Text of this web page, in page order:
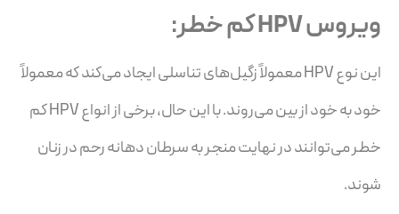
ویروس HPV کم خطر:
این نوع HPV معمولاً زگیل‌های تناسلی ایجاد می‌کند که معمولاً
خود به خود از بین می‌روند. با این حال، برخی از انواع HPV کم
خطر می‌توانند در نهایت منجر به سرطان دهانه رحم در زنان
شوند.